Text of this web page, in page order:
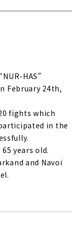
HAS”
February 24th,
fights which
in the
years old.
and Navoi